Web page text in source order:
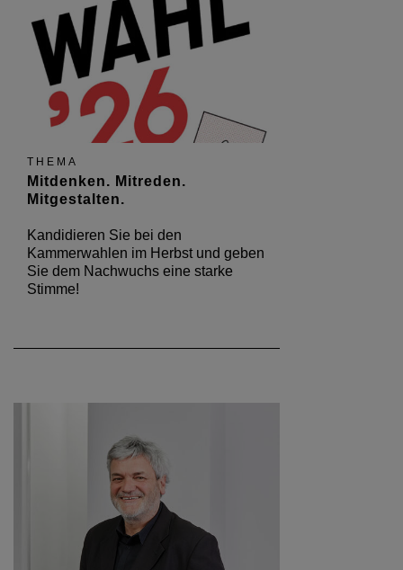
THEMA
Mitdenken. Mitreden.
Mitgestalten.
Kandidieren Sie bei den
Kammerwahlen im Herbst und geben
Sie dem Nachwuchs eine starke
Stimme!